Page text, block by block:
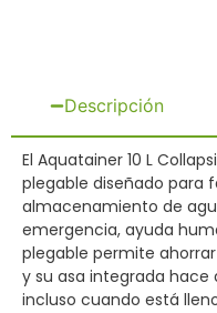
Descripción
El Aquatainer 10 L
plegable diseñado para
almacenamiento de
emergencia, ayuda
plegable permite
y su asa integrada
incluso cuando está